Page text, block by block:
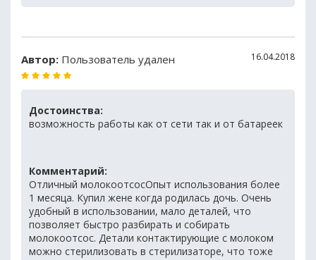
Автор: Пользователь удален 16.04.2018
Достоинства:
возможность работы как от сети так и от батареек
Комментарий:
Отличный молокоотсосОпыт использования более
1 месяца. Купил жене когда родилась дочь. Очень
удобный в использовании, мало деталей, что
позволяет быстро разбирать и собирать
молокоотсос. Детали контактирующие с молоком
можно стерилизовать в стерилизаторе, что тоже